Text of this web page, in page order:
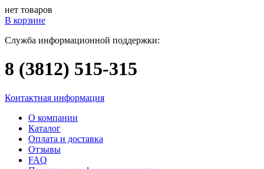
нет товаров
В корзине
Служба информационной поддержки:
8 (3812) 515-315
Контактная информация
О компании
Каталог
Оплата и доставка
Отзывы
FAQ